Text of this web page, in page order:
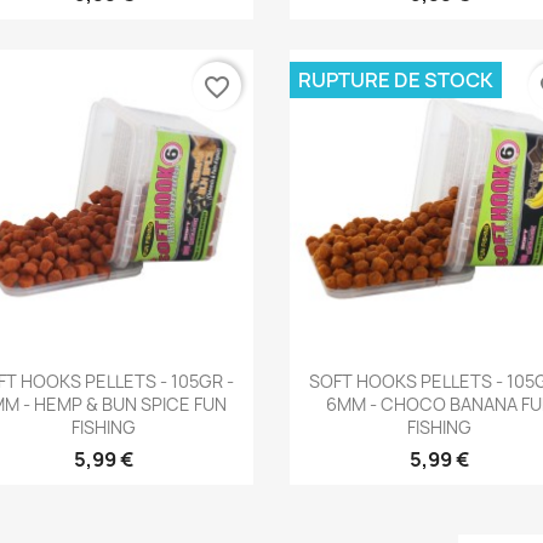
Aperçu rapide
HOOKS PELLETS - 105GR -
- HEMP & BUN SPICE FUN
FISHING
5,99 €
favorite_border
Aperçu rapide
SOFT HOOKS PELLETS -
6MM - CHOCO BANANA
FISHING
5,99 €
RUPTURE DE STOCK